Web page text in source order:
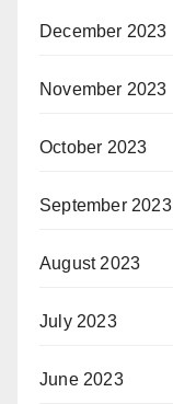
December 2023
November 2023
October 2023
September 2023
August 2023
July 2023
June 2023